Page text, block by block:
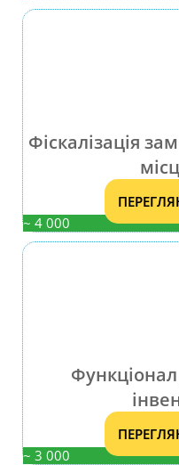
Фіскалізація
~ 4 000
~ 3 000